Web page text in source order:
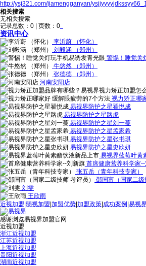
http://ysj321.com/jiamengganyan/
相关搜索
无相关搜索
记录总数：0 | 页数：0
资讯中心
李沂蔚 （怀化）
刘毅涵 （郑州）
警惕！睡觉关
牛悠然 （郑州）
张德德 （郑州）
河南安阳店
视力矫正哪
易视界防护之星翟悦成
易视界防护之星路虎
易视界防护之星刘一蔓
易视界防护之星孟家希
易视界防护之星张书琪
易视界防护之星史欣妍
易视界蓝莓叶黄
首席健康营养科学家
张五岳（青年科技专家）
邵国富（国家二级
刘雯
王欣雨
近视加盟 弱视加盟 加盟优势 加盟政策 成功案例 易视
感谢浏览易视界加盟官网
近视加盟
浙江近视加盟
江苏近视加盟
上海近视加盟
贵阳近视加盟
湖南近视加盟